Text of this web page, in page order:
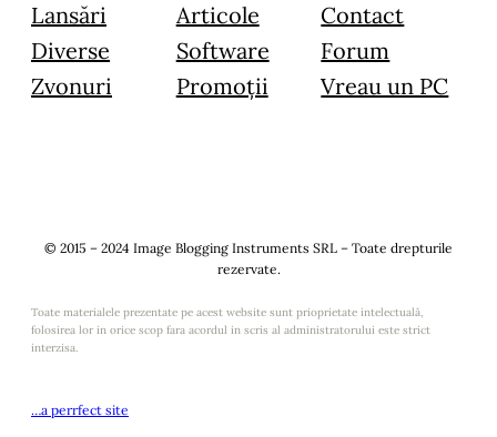
Lansări
Diverse
Zvonuri
Articole
Software
Promoții
Contact
Forum
Vreau un PC
© 2015 – 2024 Image Blogging Instruments SRL – Toate drepturile
rezervate.
Toate materialele prezentate pe acest website sunt prioprietate intelectuală,
folosirea lor in orice scop fara acordul in scris al administratorului este strict
interzisa.
…a perrfect site